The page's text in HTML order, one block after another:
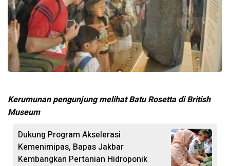
Kerumunan pengunjung melihat Batu Rosetta di British
Museum
Dukung Program Akselerasi
Kemenimipas, Bapas Jakbar
Kembangkan Pertanian Hidroponik